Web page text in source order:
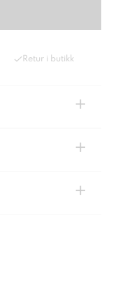
Retur i butikk
+
+
+